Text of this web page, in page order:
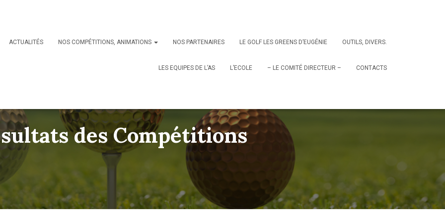
ACTUALITÉS NOS COMPÉTITIONS, ANIMATIONS NOS PARTENAIRES LE GOLF LES GREENS D’EUGÉNIE OUTILS, DIVERS.
LES EQUIPES DE L’AS L’ECOLE – LE COMITÉ DIRECTEUR – CONTACTS
des Compétitions